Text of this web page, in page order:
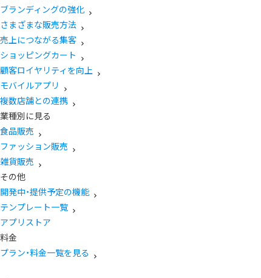
ブランディングの強化
さまざまな販売方法
売上につながる集客
ショッピングカート
顧客ロイヤリティを向上
モバイルアプリ
複数店舗との連携
業種別に見る
食品販売
ファッション販売
雑貨販売
その他
開発中・提供予定の機能
テンプレート一覧
アプリストア
料金
プラン・料金一覧を見る